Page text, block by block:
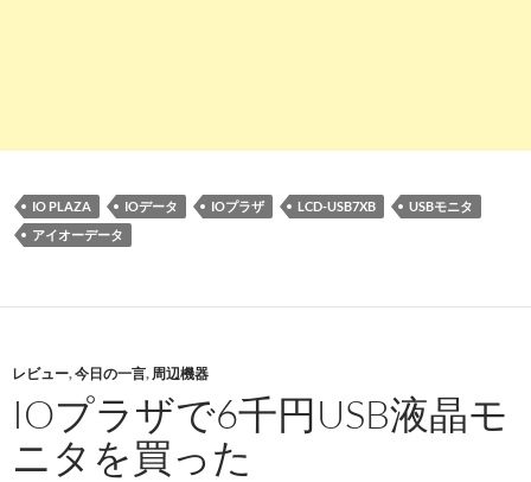
IO PLAZA IOデータ IOプラザ LCD-USB7XB
USBモニタ
アイオーデータ
レビュー,今日の一言, 周辺機器
IOプラザで6千円USB液晶モ
ニタを買った